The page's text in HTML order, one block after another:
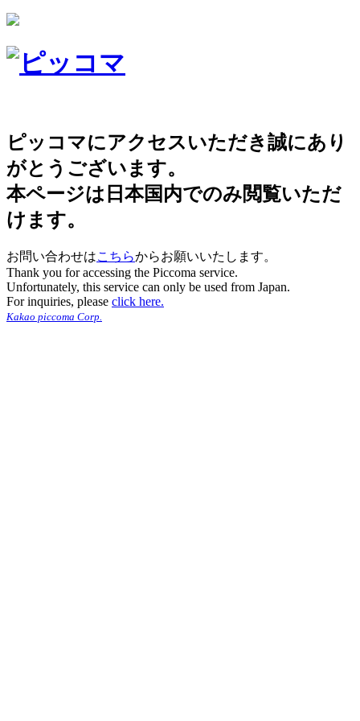
ピッコマにアクセスいただき誠にあり
がとうございます。
本ページは日本国内でのみ閲覧いただ
けます。
お問い合わせはこちらからお願いいたします。
Thank you for accessing the Piccoma service.
Unfortunately, this service can only be used from Japan.
For inquiries, please click here.
Kakao piccoma Corp.